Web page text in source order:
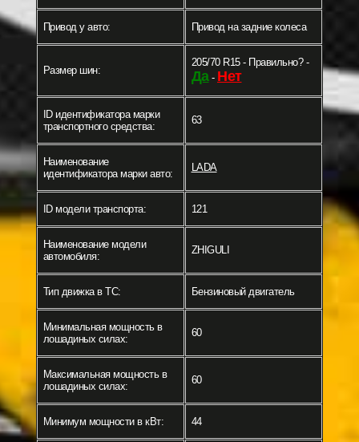
Привод у авто: Привод на задние колеса
Размер шин:
205/70 R15 - Правильно? -
Да- Нет
ID идентификатора марки
транспортного средства:
63
Наименование
идентификатора марки авто:
LADA
ID модели транспорта: 121
Наименование модели
автомобиля:
ZHIGULI
Тип движка в ТС: Бензиновый двигатель
Минимальная мощность в
лошадиных силах:
60
Максимальная мощность в
лошадиных силах:
60
Минимум мощности в кВт: 44